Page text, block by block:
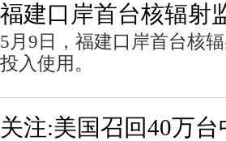
福建口岸首台核辐射
5月9日，福建口岸首台核
投入使用。
关注:美国召回40万